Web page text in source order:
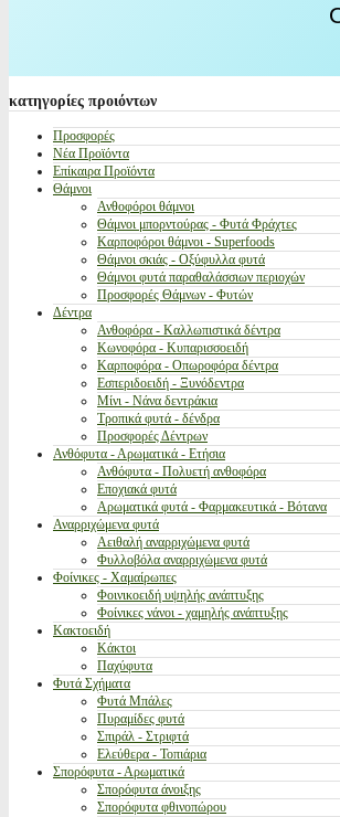
κατηγορίες προιόντων
Προσφορές
Νέα Προϊόντα
Επίκαιρα Προϊόντα
Θάμνοι
Ανθοφόροι θάμνοι
Θάμνοι μπορντούρας - Φυτά Φράχτες
Καρποφόροι θάμνοι - Superfoods
Θάμνοι σκιάς - Οξύφυλλα φυτά
Θάμνοι φυτά παραθαλάσσιων περιοχών
Προσφορές Θάμνων - Φυτών
Δέντρα
Ανθοφόρα - Καλλωπιστικά δέντρα
Κωνοφόρα - Κυπαρισσοειδή
Καρποφόρα - Οπωροφόρα δέντρα
Εσπεριδοειδή - Ξυνόδεντρα
Μίνι - Νάνα δεντράκια
Τροπικά φυτά - δένδρα
Προσφορές Δέντρων
Ανθόφυτα - Αρωματικά - Ετήσια
Ανθόφυτα - Πολυετή ανθοφόρα
Εποχιακά φυτά
Αρωματικά φυτά - Φαρμακευτικά - Βότανα
Αναρριχώμενα φυτά
Αειθαλή αναρριχώμενα φυτά
Φυλλοβόλα αναρριχώμενα φυτά
Φοίνικες - Χαμαίρωπες
Φοινικοειδή υψηλής ανάπτυξης
Φοίνικες νάνοι - χαμηλής ανάπτυξης
Κακτοειδή
Κάκτοι
Παχύφυτα
Φυτά Σχήματα
Φυτά Μπάλες
Πυραμίδες φυτά
Σπιράλ - Στριφτά
Ελεύθερα - Τοπιάρια
Σπορόφυτα - Αρωματικά
Σπορόφυτα άνοιξης
Σπορόφυτα φθινοπώρου